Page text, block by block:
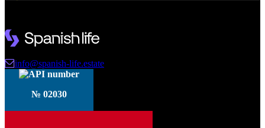
info@spanish-life.estate
№ 02030